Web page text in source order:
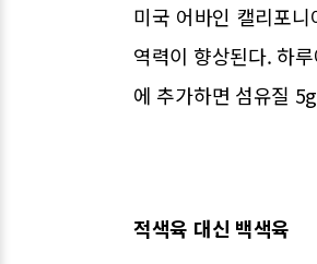
미국 어바인 캘리포
역력이 향상된다. 하
에 추가하면 섬유질
적색육 대신 백색육